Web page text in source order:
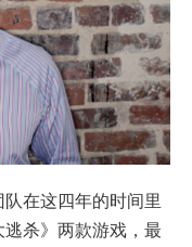
在这四年的时间里
杀》两款游戏，最